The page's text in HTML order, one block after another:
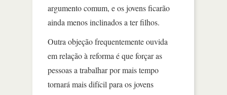
argumento comum, e os jovens ficarão
ainda menos inclinados a ter filhos.
Outra objeção frequentemente ouvida
em relação à reforma é que forçar as
pessoas a trabalhar por mais tempo
tornará mais difícil para os jovens